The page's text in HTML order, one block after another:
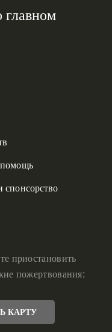
главном
приостановить
пожертвования:
КАРТУ